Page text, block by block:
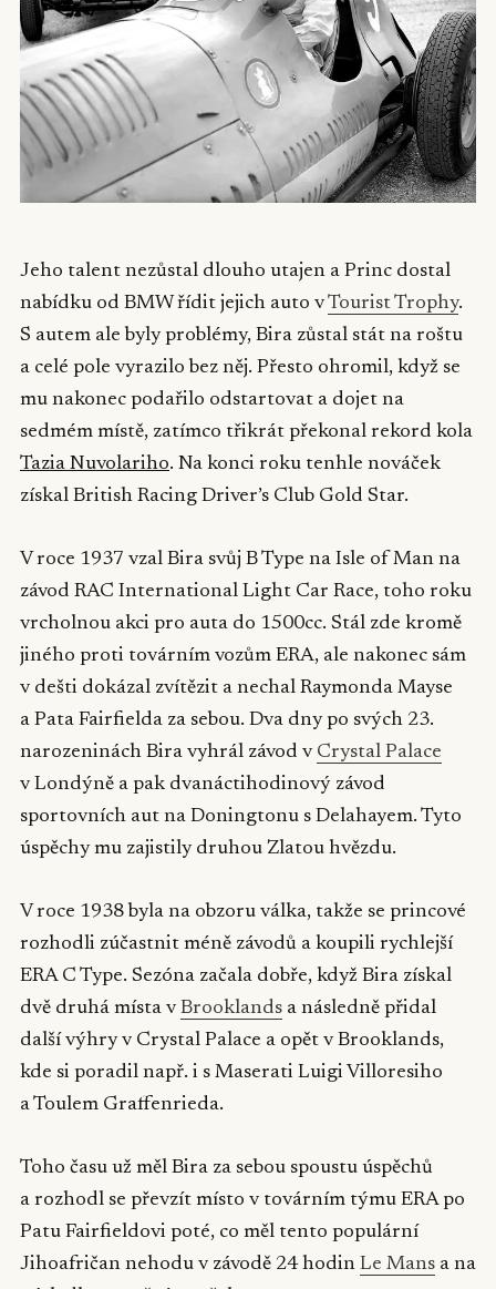
Jeho talent nezůstal dlouho utajen a Princ dostal
nabídku od BMW řídit jejich auto vTourist Trophy.
S autem ale byly problémy, Bira zůstal stát na roštu
a celé pole vyrazilo bez něj. Přesto ohromil, když se
mu nakonec podařilo odstartovat a dojet na
sedmém místě, zatímco třikrát překonal rekord kola
Tazia Nuvolariho. Na konci roku tenhle nováček
získal British Racing Driver’s Club Gold Star.
V roce 1937 vzal Bira svůj B Type na Isle of Man na
závod RAC International Light Car Race, toho roku
vrcholnou akci pro auta do 1500cc. Stál zde kromě
jiného proti továrním vozům ERA, ale nakonec sám
v dešti dokázal zvítězit a nechal Raymonda Mayse
a Pata Fairfielda za sebou. Dva dny po svých 23.
narozeninách Bira vyhrál závod v Crystal Palace
v Londýně a pak dvanáctihodinový závod
sportovních aut na Doningtonu s Delahayem. Tyto
úspěchy mu zajistily druhou Zlatou hvězdu.
V roce 1938 byla na obzoru válka, takže se princové
rozhodli zúčastnit méně závodů a koupili rychlejší
ERA C Type. Sezóna začala dobře, když Bira získal
dvě druhá místa v Brooklands a následně přidal
další výhry v Crystal Palace a opět v Brooklands,
kde si poradil např. i s Maserati Luigi Villoresiho
a Toulem Graffenrieda.
Toho času už měl Bira za sebou spoustu úspěchů
a rozhodl se převzít místo v továrním týmu ERA po
Patu Fairfieldovi poté, co měl tento populární
Jihoafričan nehodu v závodě 24 hodin Le Mans a na